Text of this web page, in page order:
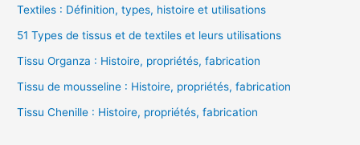
Textiles : Définition, types, histoire et utilisations
51 Types de tissus et de textiles et leurs utilisations
Tissu Organza : Histoire, propriétés, fabrication
Tissu de mousseline : Histoire, propriétés, fabrication
Tissu Chenille : Histoire, propriétés, fabrication